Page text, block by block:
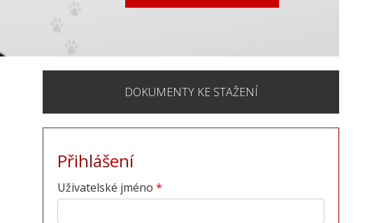
DOKUMENTY KE STAŽENÍ
Přihlášení
Uživatelské jméno